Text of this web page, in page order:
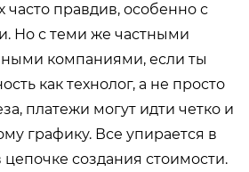
часто правдив, особенно с
Но с теми же частными
компаниями, если ты
как технолог, а не просто
платежи могут идти четко и
графику. Все упирается в
создания стоимости.